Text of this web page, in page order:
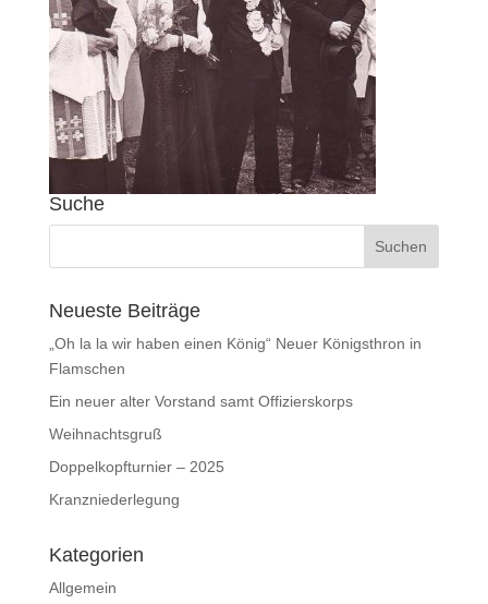
Suche
Neueste Beiträge
„Oh la la wir haben einen König“ Neuer Königsthron in
Flamschen
Ein neuer alter Vorstand samt Offizierskorps
Weihnachtsgruß
Doppelkopfturnier – 2025
Kranzniederlegung
Kategorien
Allgemein